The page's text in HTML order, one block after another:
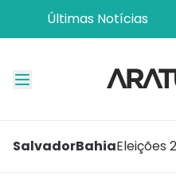
Últimas Notícias
SalvadorBahiaEleições